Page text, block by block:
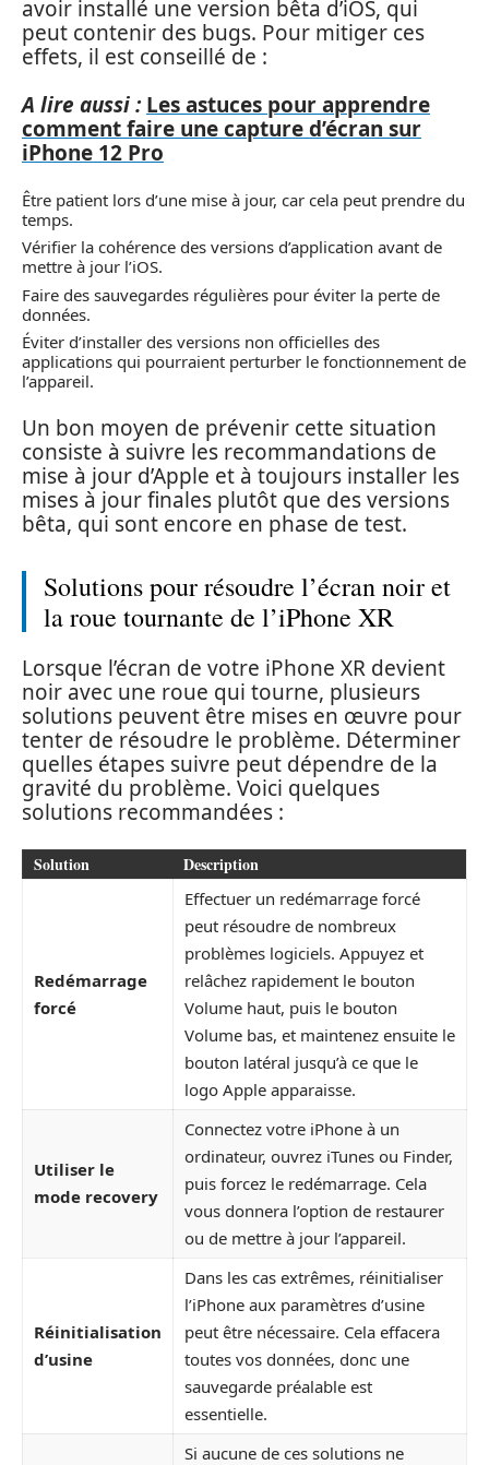
avoir installé une version bêta d’iOS, qui
peut contenir des bugs. Pour mitiger ces
effets, il est conseillé de :
A lire aussi : Les astuces pour apprendre
comment faire une capture d’écran sur
iPhone 12 Pro
Être patient lors d’une mise à jour, car cela peut prendre du
temps.
Vérifier la cohérence des versions d’application avant de
mettre à jour l’iOS.
Faire des sauvegardes régulières pour éviter la perte de
données.
Éviter d’installer des versions non officielles des
applications qui pourraient perturber le fonctionnement de
l’appareil.
Un bon moyen de prévenir cette situation
consiste à suivre les recommandations de
mise à jour d’Apple et à toujours installer les
mises à jour finales plutôt que des versions
bêta, qui sont encore en phase de test.
Solutions pour résoudre l’écran noir et
la roue tournante de l’iPhone XR
Lorsque l’écran de votre iPhone XR devient
noir avec une roue qui tourne, plusieurs
solutions peuvent être mises en œuvre pour
tenter de résoudre le problème. Déterminer
quelles étapes suivre peut dépendre de la
gravité du problème. Voici quelques
solutions recommandées :
Solution Description
Redémarrage
forcé
Effectuer un redémarrage forcé
peut résoudre de nombreux
problèmes logiciels. Appuyez et
relâchez rapidement le bouton
Volume haut, puis le bouton
Volume bas, et maintenez ensuite le
bouton latéral jusqu’à ce que le
logo Apple apparaisse.
Utiliser le
mode recovery
Connectez votre iPhone à un
ordinateur, ouvrez iTunes ou Finder,
puis forcez le redémarrage. Cela
vous donnera l’option de restaurer
ou de mettre à jour l’appareil.
Réinitialisation
d’usine
Dans les cas extrêmes, réinitialiser
l’iPhone aux paramètres d’usine
peut être nécessaire. Cela effacera
toutes vos données, donc une
sauvegarde préalable est
essentielle.
Si aucune de ces solutions ne